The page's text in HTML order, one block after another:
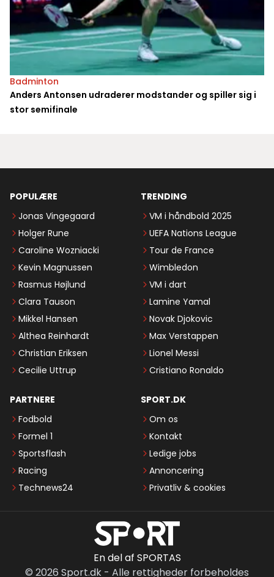
Badminton
Anders Antonsen udraderer modstander og spiller sig i
stor semifinale
POPULÆRE
Jonas Vingegaard
Holger Rune
Caroline Wozniacki
Kevin Magnussen
Rasmus Højlund
Clara Tauson
Mikkel Hansen
Althea Reinhardt
Christian Eriksen
Cecilie Uttrup
TRENDING
VM i håndbold 2025
UEFA Nations League
Tour de France
Wimbledon
VM i dart
Lamine Yamal
Novak Djokovic
Max Verstappen
Lionel Messi
Cristiano Ronaldo
PARTNERE
Fodbold
Formel 1
Sportsflash
Racing
Technews24
SPORT.DK
Om os
Kontakt
Ledige jobs
Annoncering
Privatliv & cookies
En del af SPORTAS
© 2026 Sport.dk - Alle rettigheder forbeholdes